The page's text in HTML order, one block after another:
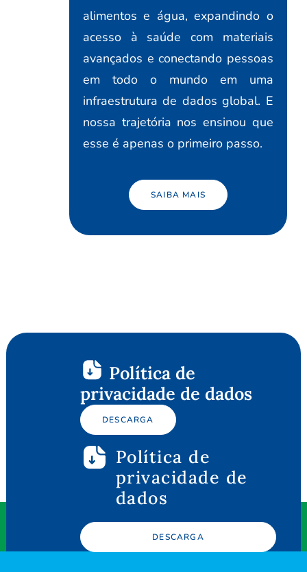
alimentos e água, expandindo o
acesso à saúde com materiais
avançados e conectando pessoas
em todo o mundo em uma
infraestrutura de dados global. E
nossa trajetória nos ensinou que
esse é apenas o primeiro passo.
SAIBA MAIS
Política de
privacidade de dados
DESCARGA
Política de
privacidade de
dados
DESCARGA